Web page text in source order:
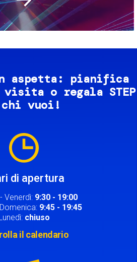
aspetta: pianifica
o regala STEP
vuoi!
di apertura
Venerdì: 9:30 - 19:00
9:45 - 19:45
Lunedì: chiuso
il calendario